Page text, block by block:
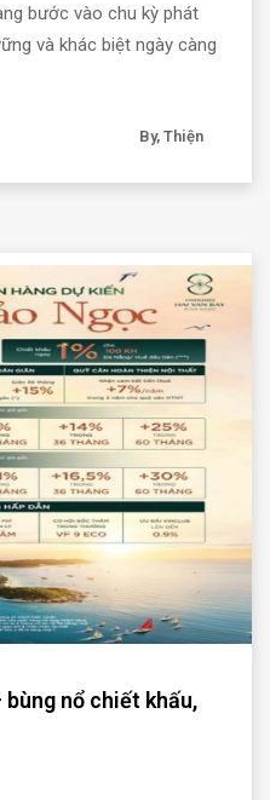
bước vào chu kỳ phát
và khác biệt ngày càng
By, Thiện
nổ chiết khấu,